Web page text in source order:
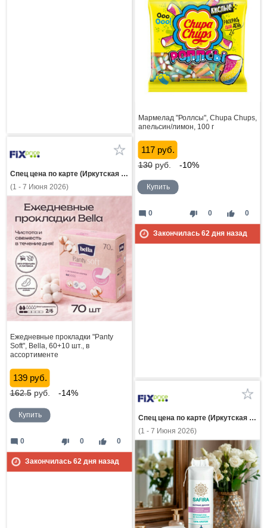
Мармелад "Роллсы", Chupa Chups,
апельсин/лимон, 100 г
117 руб.
130руб. -10%
Купить
thumb_down 0 thumb_up 0
mode_comment 0
Закончилась 62дня назад
Спец цена по карте (Иркутская область)
(1 - 7 Июня 2026)
Ежедневные прокладки "Panty
Soft", Bella, 60+10 шт., в
ассортименте
139 руб.
162.5руб. -14%
Купить
thumb_down 0 thumb_up 0
mode_comment 0
Закончилась 62дня назад
Спец цена по карте (Иркутская область)
(1 - 7 Июня 2026)